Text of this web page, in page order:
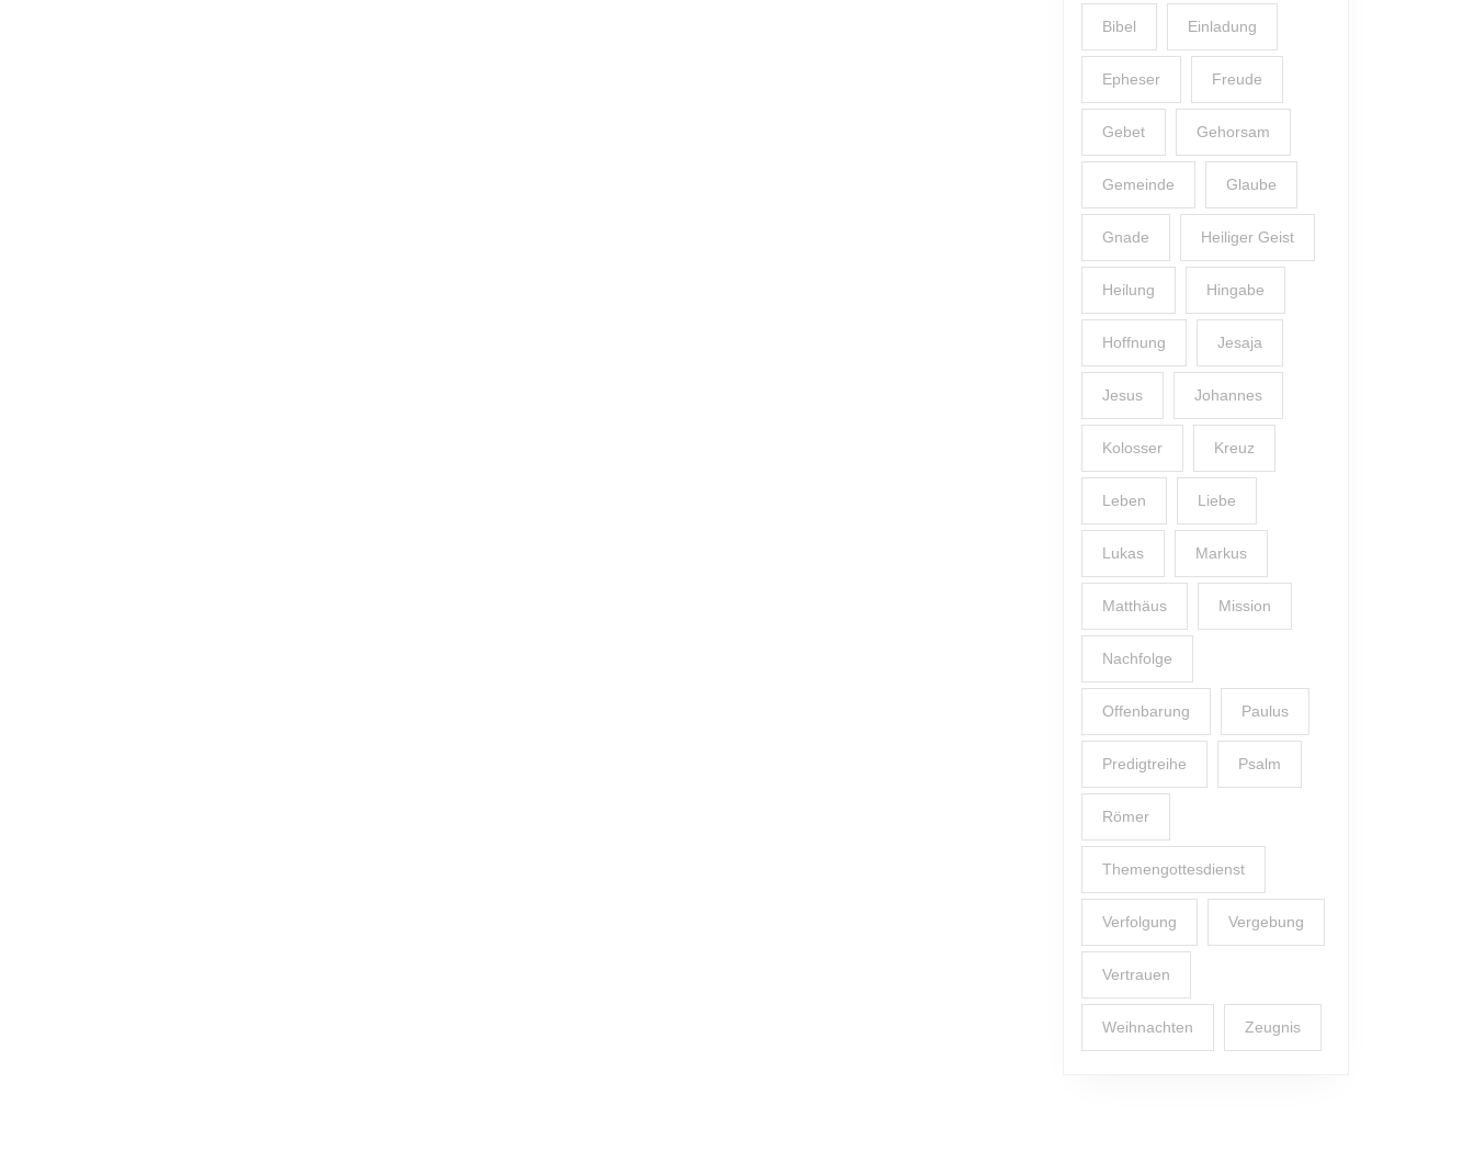
Bibel Einladung
Epheser Freude
Gebet Gehorsam
Gemeinde Glaube
Gnade Heiliger Geist
Heilung Hingabe
Hoffnung Jesaja
Jesus Johannes
Kolosser Kreuz
Leben Liebe
Lukas Markus
Matthäus Mission
Nachfolge
Offenbarung Paulus
Predigtreihe Psalm
Römer
Themengottesdienst
Verfolgung Vergebung
Vertrauen
Weihnachten Zeugnis